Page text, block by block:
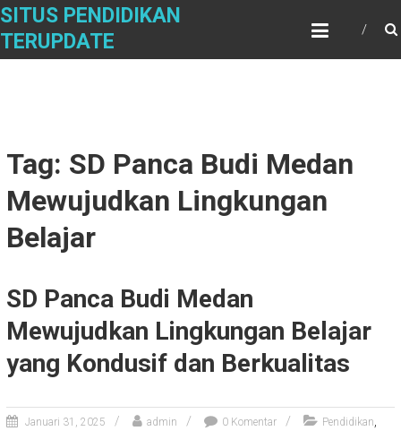
Skip
content
SITUS PENDIDIKAN
TERUPDATE
Tag: SD Panca Budi Medan
Mewujudkan Lingkungan
Belajar
SD Panca Budi Medan
Mewujudkan Lingkungan Belajar
yang Kondusif dan Berkualitas
Januari 31, 2025 admin 0 Komentar Pendidikan,